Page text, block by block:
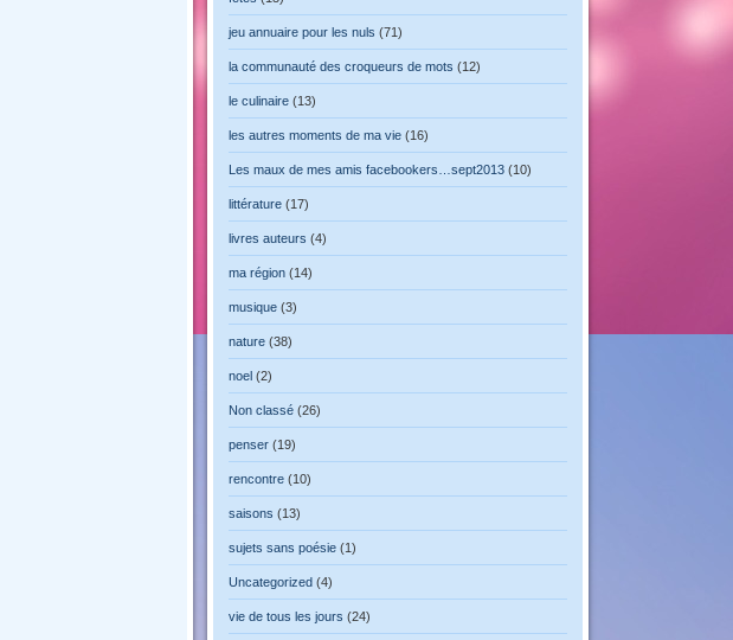
jeu annuaire pour les nuls (71)
la communauté des croqueurs de mots (12)
le culinaire (13)
les autres moments de ma vie (16)
Les maux de mes amis facebookers…sept2013 (10)
littérature (17)
livres auteurs (4)
ma région (14)
musique (3)
nature (38)
noel (2)
Non classé (26)
penser (19)
rencontre (10)
saisons (13)
sujets sans poésie (1)
Uncategorized (4)
vie de tous les jours (24)